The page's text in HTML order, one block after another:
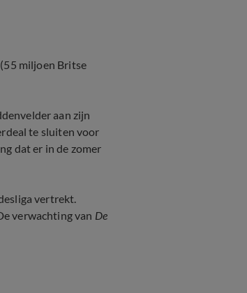
55 miljoen Britse
aan zijn
te sluiten voor
dat er in de zomer
vertrekt.
verwachting van De